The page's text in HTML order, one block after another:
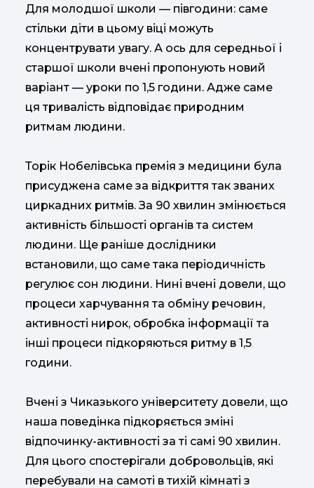
Для молодшої школи — півгодини: саме
стільки діти в цьому віці можуть
концентрувати увагу. А ось для середньої і
старшої школи вчені пропонують новий
варіант — уроки по 1,5 години. Адже саме
ця тривалість відповідає природним
ритмам людини.
Торік Нобелівська премія з медицини була
присуджена саме за відкриття так званих
циркадних ритмів. За 90 хвилин змінюється
активність більшості органів та систем
людини. Ще раніше дослідники
встановили, що саме така періодичність
регулює сон людини. Нині вчені довели, що
процеси харчування та обміну речовин,
активності нирок, обробка інформації та
інші процеси підкоряються ритму в 1,5
години.
Вчені з Чиказького університету довели, що
наша поведінка підкоряється зміні
відпочинку-активності за ті самі 90 хвилин.
Для цього спостерігали добровольців, які
перебували на самоті в тихій кімнаті з